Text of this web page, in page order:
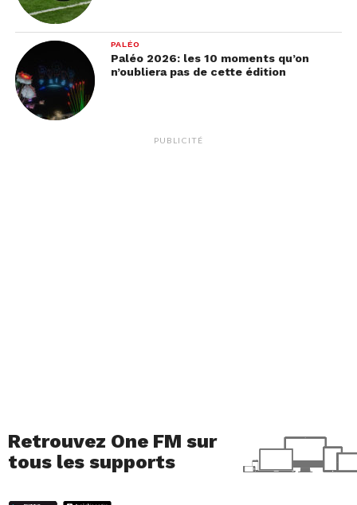
PALÉO
Paléo 2026: les 10 moments qu’on
n’oubliera pas de cette édition
PUBLICITÉ
Retrouvez One FM sur
tous les supports